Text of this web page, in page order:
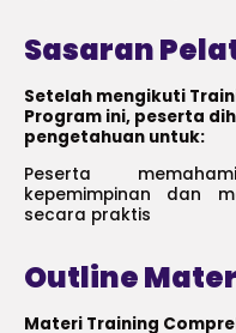
Sasaran
Setelah mengikuti
Program ini, peserta
pengetahuan untuk:
Peserta
kepemimpinan dan
secara praktis
Outline
Materi Training